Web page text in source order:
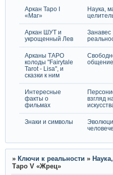
Аркан Таро I
«Маг»
Наука,
Аркан ШУТ и
укрощенный Лев
Занавес
Арканы ТАРО
колоды "Fairytale
Tarot - Lisa", и
сказки к ним
общение
Интересные
факты о
фильмах
взгляд
Знаки и символы
» Ключи к реальности »
Таро V «Жрец»